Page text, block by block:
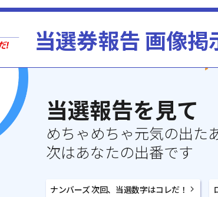
当選券報告 画像掲
当選報告を見て
めちゃめちゃ元気の出た
次はあなたの出番です
ナンバーズ 次回、当選数字はコレだ！